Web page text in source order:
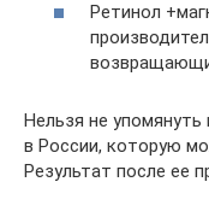
Ретинол
Нельзя не
в России, которую
Результат после ее